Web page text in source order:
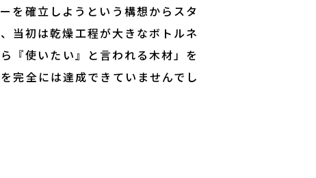
を確立しようという構想からスタ
当初は乾燥工程が大きなボトルネ
『使いたい』と言われる木材」を
完全には達成できていませんでし